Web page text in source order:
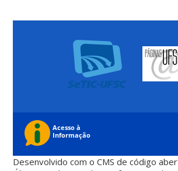
Desenvolvido com o CMS de código